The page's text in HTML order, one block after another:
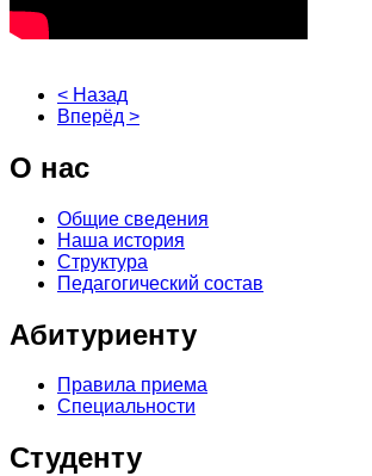
< Назад
Вперёд >
О нас
Общие сведения
Наша история
Структура
Педагогический состав
Абитуриенту
Правила приема
Специальности
Студенту